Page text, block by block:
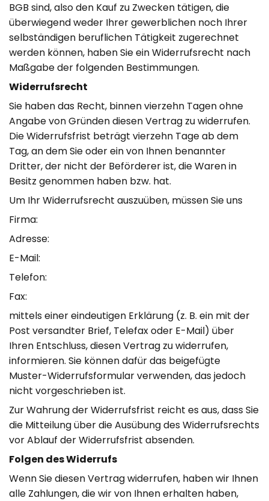
BGB sind, also den Kauf zu Zwecken tätigen, die
überwiegend weder Ihrer gewerblichen noch Ihrer
selbständigen beruflichen Tätigkeit zugerechnet
werden können, haben Sie ein Widerrufsrecht nach
Maßgabe der folgenden Bestimmungen.
Widerrufsrecht
Sie haben das Recht, binnen vierzehn Tagen ohne
Angabe von Gründen diesen Vertrag zu widerrufen.
Die Widerrufsfrist beträgt vierzehn Tage ab dem
Tag, an dem Sie oder ein von Ihnen benannter
Dritter, der nicht der Beförderer ist, die Waren in
Besitz genommen haben bzw. hat.
Um Ihr Widerrufsrecht auszuüben, müssen Sie uns
Firma:
Adresse:
E-Mail:
Telefon:
Fax:
mittels einer eindeutigen Erklärung (z. B. ein mit der
Post versandter Brief, Telefax oder E-Mail) über
Ihren Entschluss, diesen Vertrag zu widerrufen,
informieren. Sie können dafür das beigefügte
Muster-Widerrufsformular verwenden, das jedoch
nicht vorgeschrieben ist.
Zur Wahrung der Widerrufsfrist reicht es aus, dass Sie
die Mitteilung über die Ausübung des Widerrufsrechts
vor Ablauf der Widerrufsfrist absenden.
Folgen des Widerrufs
Wenn Sie diesen Vertrag widerrufen, haben wir Ihnen
alle Zahlungen, die wir von Ihnen erhalten haben,